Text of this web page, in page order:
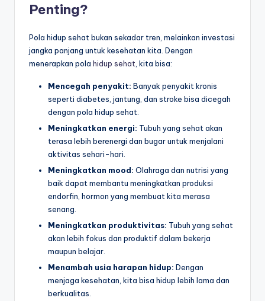
Penting?
Pola hidup sehat bukan sekadar tren, melainkan investasi
jangka panjang untuk kesehatan kita. Dengan
menerapkan pola hidup sehat , kita bisa:
Mencegah penyakit: Banyak penyakit kronis
seperti diabetes, jantung, dan stroke bisa dicegah
dengan pola hidup sehat.
Meningkatkan energi: Tubuh yang sehat akan
terasa lebih berenergi dan bugar untuk menjalani
aktivitas sehari-hari.
Meningkatkan mood: Olahraga dan nutrisi yang
baik dapat membantu meningkatkan produksi
endorfin, hormon yang membuat kita merasa
senang.
Meningkatkan produktivitas: Tubuh yang sehat
akan lebih fokus dan produktif dalam bekerja
maupun belajar.
Menambah usia harapan hidup: Dengan
menjaga kesehatan, kita bisa hidup lebih lama dan
berkualitas.